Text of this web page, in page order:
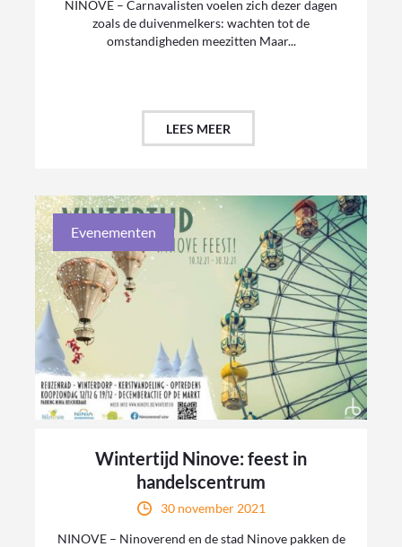
NINOVE – Carnavalisten voelen zich dezer dagen
zoals de duivenmelkers: wachten tot de
omstandigheden meezitten Maar...
LEES MEER
Evenementen
Wintertijd Ninove: feest in
handelscentrum
30 november 2021
NINOVE – Ninoverend en de stad Ninove pakken de